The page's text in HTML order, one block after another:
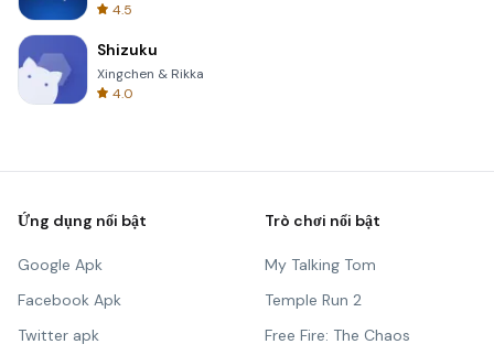
4.5
Shizuku
Xingchen & Rikka
4.0
Ứng dụng nổi bật
Google Apk
Facebook Apk
Twitter apk
Trò chơi nổi bật
My Talking Tom
Temple Run 2
Free Fire: The Chaos